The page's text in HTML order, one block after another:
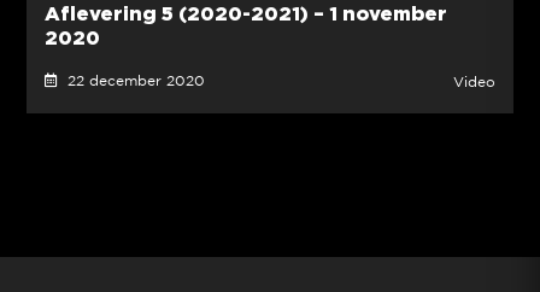
Aflevering 5 (2020-2021) – 1 november
2020
22 december 2020 Video